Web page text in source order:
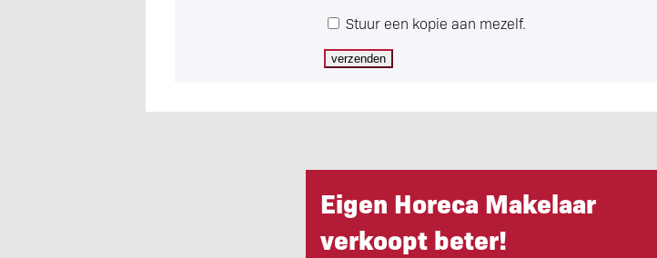
Stuur een kopie aan mezelf.
Eigen Horeca Makelaar
verkoopt beter!